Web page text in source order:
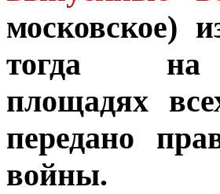
московское)
тогда
площадях
передано
войны.